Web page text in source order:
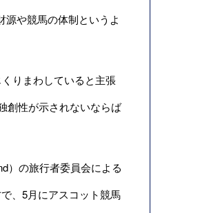
や競馬の体制というよ
りまわしていると主張
創性が示されないならば
）の旅行者委員会による
、5月にアスコット競馬